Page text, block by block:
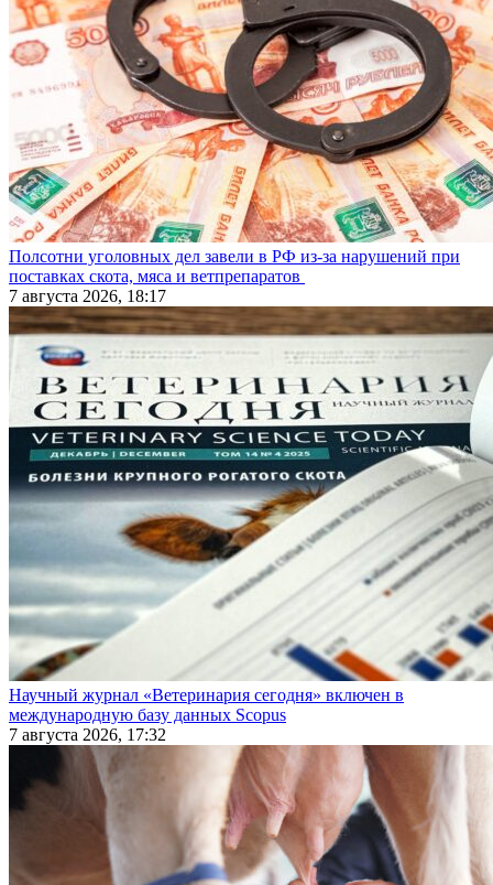
Полсотни уголовных дел завели в РФ из-за нарушений при
поставках скота, мяса и ветпрепаратов
7 августа 2026, 18:17
Научный журнал «Ветеринария сегодня» включен в
международную базу данных Scopus
7 августа 2026, 17:32